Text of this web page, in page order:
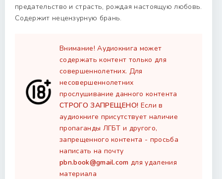
предательство и страсть, рождая настоящую любовь.
Содержит нецензурную брань.
Внимание! Аудиокнига может
содержать контент только для
совершеннолетних. Для
несовершеннолетних
прослушивание данного контента
СТРОГО ЗАПРЕЩЕНО! Если в
аудиокниге присутствует наличие
пропаганды ЛГБТ и другого,
запрещенного контента - просьба
написать на почту
pbn.book@gmail.com для удаления
материала